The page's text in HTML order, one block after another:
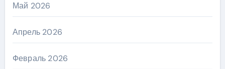
Май 2026
Апрель 2026
Февраль 2026